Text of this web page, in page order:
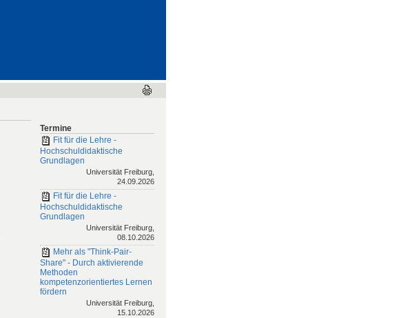
Termine
Fit für die Lehre -
Hochschuldidaktische
Grundlagen
Universität Freiburg,
24.09.2026
Fit für die Lehre -
Hochschuldidaktische
Grundlagen
Universität Freiburg,
08.10.2026
Mehr als "Think-Pair-
Share" - Durch aktivierende
Methoden
kompetenzorientiertes Lernen
fördern
Universität Freiburg,
15.10.2026